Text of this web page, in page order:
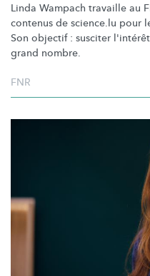
Linda Wampach travaille au
contenus de science.lu pour
Son objectif : susciter
grand nombre.
FNR